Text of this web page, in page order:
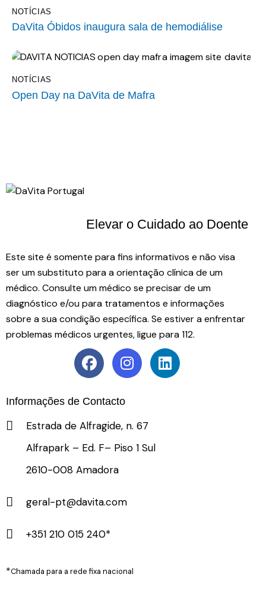
NOTÍCIAS
DaVita Óbidos inaugura sala de hemodiálise
NOTÍCIAS
Open Day na DaVita de Mafra
Elevar o Cuidado ao Doente
Este site é somente para fins informativos e não visa
ser um substituto para a orientação clínica de um
médico. Consulte um médico se precisar de um
diagnóstico e/ou para tratamentos e informações
sobre a sua condição específica. Se estiver a enfrentar
problemas médicos urgentes, ligue para 112.
Informações de Contacto
Estrada de Alfragide, n. 67
Alfrapark – Ed. F– Piso 1 Sul
2610-008 Amadora
geral-pt@davita.com
+351 210 015 240*
*Chamada para a rede fixa nacional